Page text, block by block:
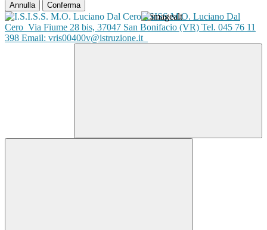
Annulla Conferma
ISISS M.O. Luciano Dal
Cero Via Fiume 28 bis, 37047 San Bonifacio (VR) Tel. 045 76 11
398 Email: vris00400v@istruzione.it